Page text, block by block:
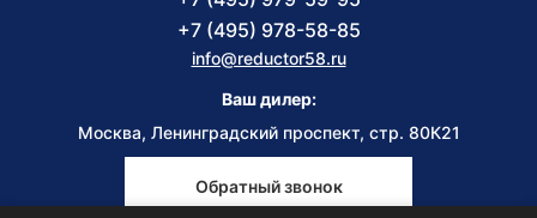
+7 (495) 978-58-85
info@reductor58.ru
Ваш дилер:
Москва, Ленинградский проспект, стр. 80К21
Обратный звонок